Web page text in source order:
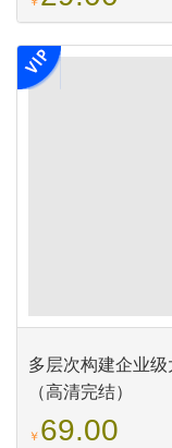
多层次构建企业
（高清完结）
￥69.00